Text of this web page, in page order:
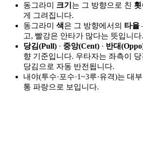
동그라미 크기 는 그 방향으로 친
게 그려집니다.
동그라미 색은 그 방향에서의 타율
고, 빨강은 안타가 많다는 뜻입니다.
당김(Pull) · 중앙(Cent) · 반대
향 기준입니다. 우타자는 좌측이 당
당김으로 자동 반전됩니다.
내야(투수·포수·1~3루·유격)는 대
통 파랑으로 보입니다.